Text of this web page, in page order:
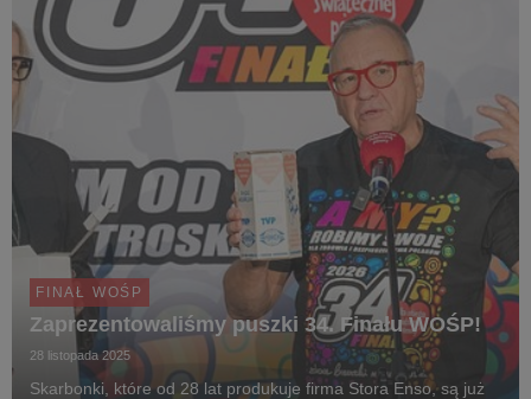
FINAŁ WOŚP
Zaprezentowaliśmy puszki 34. Finału WOŚP!
28 listopada 2025
Skarbonki, które od 28 lat produkuje firma Stora Enso, są już